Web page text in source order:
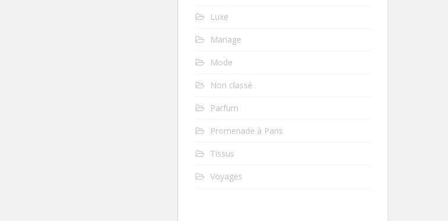
Luxe
Mariage
Mode
Non classé
Parfum
Promenade à Paris
Tissus
Voyages